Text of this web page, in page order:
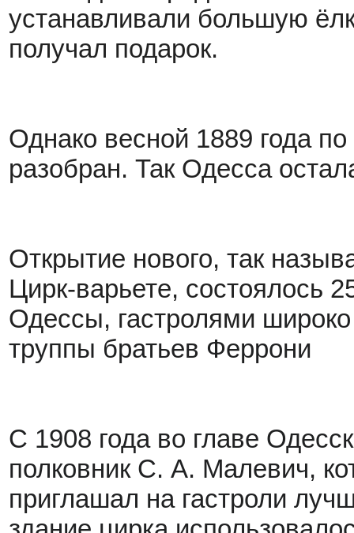
устанавливали большую
получал подарок.
Однако весной 1889 года
разобран. Так Одесса
Открытие нового, так
Цирк-варьете, состоялось
Одессы, гастролями
труппы братьев Феррони
С 1908 года во главе
полковник С. А. Малевич,
приглашал на гастроли